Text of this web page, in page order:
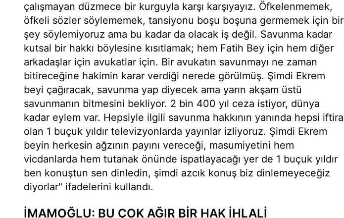
çalışmayan düzmece bir kurguyla karşı karşıyayız. Öfkelenmemek,
öfkeli sözler söylememek, tansiyonu boşu boşuna germemek için bir
şey söylemiyoruz ama bu kadar da olacak iş değil. Savunma kadar
kutsal bir hakkı böylesine kısıtlamak; hem Fatih Bey için hem diğer
arkadaşlar için avukatlar için. Bir avukatın savunmayı ne zaman
bitireceğine hakimin karar verdiği nerede görülmüş. Şimdi Ekrem
beyi çağıracak, savunma yap diyecek ama yarın akşam üstü
savunmanın bitmesini bekliyor. 2 bin 400 yıl ceza istiyor, dünya
kadar eylem var. Hepsiyle ilgili savunma hakkının yanında hepsi iftira
olan 1 buçuk yıldır televizyonlarda yayınlar izliyoruz. Şimdi Ekrem
beyin herkesin ağzının payını vereceği, masumiyetini hem
vicdanlarda hem tutanak önünde ispatlayacağı yer de 1 buçuk yıldır
ben konuştun sen dinledin, şimdi azcık konuş biz dinlemeyeceğiz
diyorlar" ifadelerini kullandı.
İMAMOĞLU: BU ÇOK AĞIR BİR HAK İHLALİ